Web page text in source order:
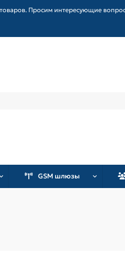
Просим интересующие
GSM шлюзы